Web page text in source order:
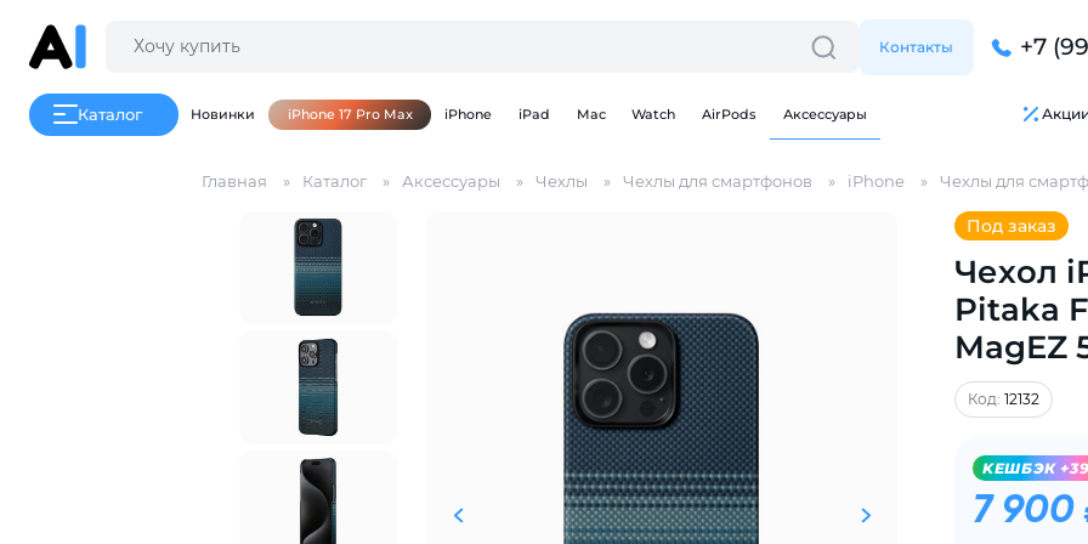
Контакты +7
Каталог Новинки iPhone 17 Pro Max iPhone iPad Mac Watch AirPods Аксессуары
Главная Каталог Аксессуары Чехлы Чехлы для смартфонов iPhone Чехлы для
Под заказ
Чехол
Pitaka
MagEZ
Код: 12132
KЕШБЭК
7 900
Для клиентов всех банков
Разбейтеоплату
на частибез переплат